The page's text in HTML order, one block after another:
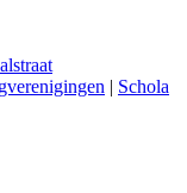
| Schola